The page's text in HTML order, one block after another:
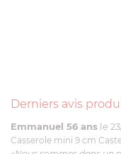
Derniers avis
Emmanuel 56 ans le
Casserole mini 9 cm